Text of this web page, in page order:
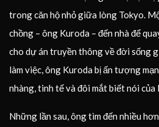
trong căn hộ nhỏ giữa lòng Tokyo.
chồng – ông Kuroda – đến nhà để
cho dự án truyền thông về đời sống
làm việc, ông Kuroda bị ấn tượng
nhàng, tinh tế và đôi mắt biết nói của
Những lần sau, ông tìm đến nhiều